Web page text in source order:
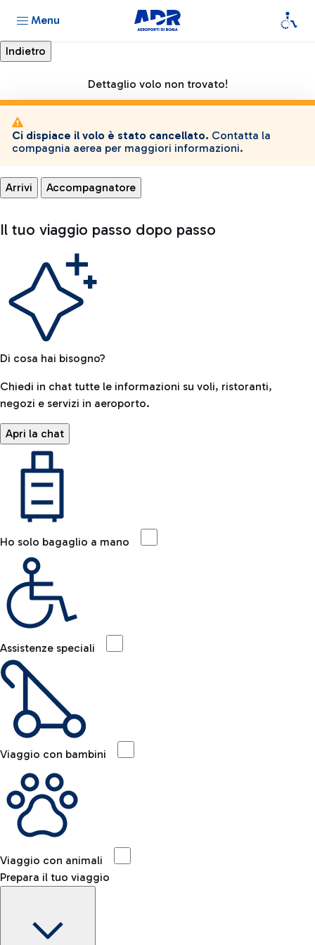
Menu
Dettaglio volo non trovato!
Ci dispiace il volo è stato cancellato. Contatta la
compagnia aerea per maggiori informazioni.
Arrivi Accompagnatore
Il tuo viaggio passo dopo passo
Di cosa hai bisogno?
Chiedi in chat tutte le informazioni su voli, ristoranti,
negozi e servizi in aeroporto.
Apri la chat
Ho solo bagaglio a mano
Assistenze speciali
Viaggio con bambini
Viaggio con animali
Prepara il tuo viaggio